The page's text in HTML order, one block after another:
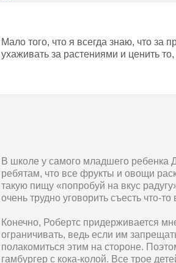
Мало того, что я всегда знаю, что за
ухаживать за растениями и ценить
В школе у самого младшего ребенка
ребятам, что все фрукты и овощи
такую пищу «попробуй на вкус
очень трудно уговорить съесть что-то
Конечно, Робертс придерживается
ограничивать, ведь если им
полакомиться этим на стороне.
гамбургер с кока-колой. Все трое